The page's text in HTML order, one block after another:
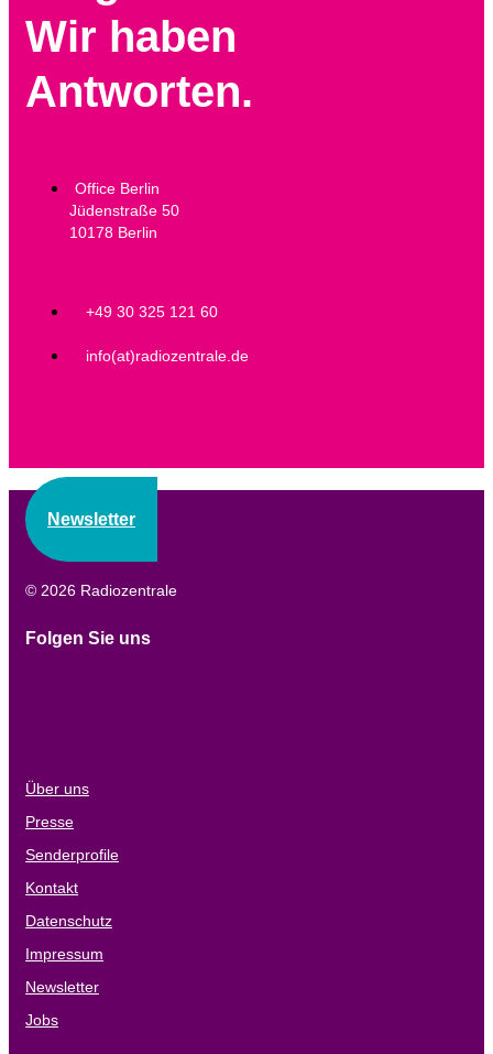
Wir haben
Antworten.
Office Berlin
Jüdenstraße 50
10178 Berlin
+49 30 325 121 60
info(at)radiozentrale.de
Newsletter
© 2026 Radiozentrale
Folgen Sie uns
Über uns
Presse
Senderprofile
Kontakt
Datenschutz
Impressum
Newsletter
Jobs